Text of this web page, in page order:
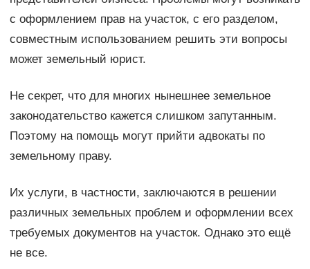
с оформлением прав на участок, с его разделом,
совместным использованием решить эти вопросы
может земельный юрист.
Не секрет, что для многих нынешнее земельное
законодательство кажется слишком запутанным.
Поэтому на помощь могут прийти адвокаты по
земельному праву.
Их услуги, в частности, заключаются в решении
различных земельных проблем и оформлении всех
требуемых документов на участок. Однако это ещё
не все.